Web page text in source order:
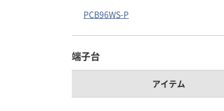
PCB96WS-P
端子台
アイテム